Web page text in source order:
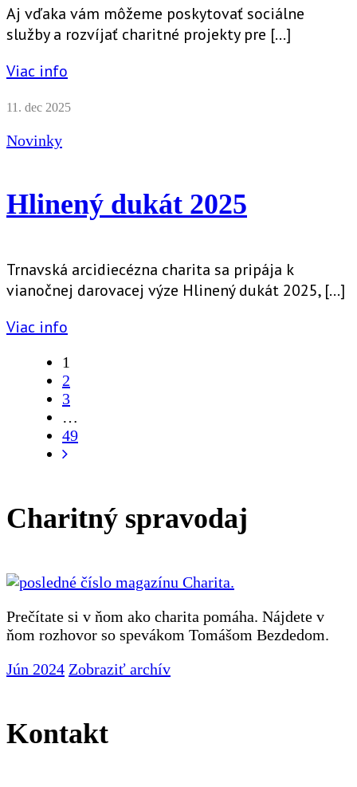
Aj vďaka vám môžeme poskytovať sociálne
služby a rozvíjať charitné projekty pre […]
Viac info
11. dec 2025
Novinky
Hlinený dukát 2025
Trnavská arcidiecézna charita sa pripája k
vianočnej darovacej výze Hlinený dukát 2025, […]
Viac info
1
2
3
…
49
Charitný spravodaj
Prečítate si v ňom ako charita pomáha. Nájdete v
ňom rozhovor so spevákom Tomášom Bezdedom.
Jún 2024 Zobraziť archív
Kontakt